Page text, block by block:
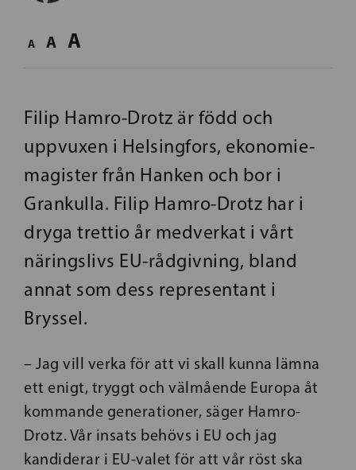
A A A
Filip Hamro-Drotz är född och
uppvuxen i Helsingfors, ekonomie-
magister från Hanken och bor i
Grankulla. Filip Hamro-Drotz har i
dryga trettio år medverkat i vårt
näringslivs EU-rådgivning, bland
annat som dess representant i
Bryssel.
– Jag vill verka för att vi skall kunna lämna
ett enigt, tryggt och välmående Europa åt
kommande generationer, säger Hamro-
Drotz. Vår insats behövs i EU och jag
kandiderar i EU-valet för att vår röst ska